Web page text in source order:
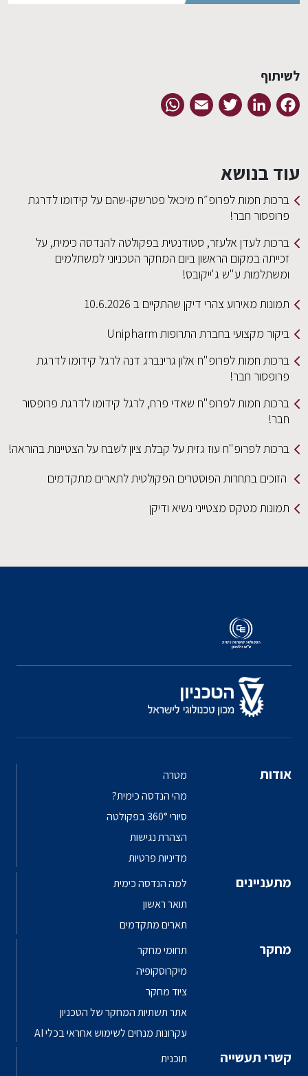
לשיתוף
Facebook
LinkedIn
Twitter
Email
עוד בנושא
ברכות חמות לפרופ״ח מיכאל פטרשקו-שהם על קידומו לדרגת
פרופסור חבר!
ברכות לעדן אלעזר, סטודנטית בפקולטה להנדסה כימית, על
זכייתה במקום הראשון ביום המחקר הטכניוני למשתלמים
ומשתלמות ע"ש ג'ייקובס!
תמונות מאירוע צהרי דיקן שהתקיים ב 10.6.2026
ביקור מקצועי בחברת התרופות Unipharm
ברכות חמות לפרופ"ח אלון גרינברג דנה לרגל קידומו לדרגת
פרופסור חבר!
ברכות חמות לפרופ"ח שאדי פרח, לרגל קידומו לדרגת פרופסור
חבר!
ברכות לפרופ"ח עוז גזית על קבלת ציון לשבח על הצטיינות בהוראה!
הזוכים בתחרות הפוסטרים הפקולטית לתארים מתקדמים
תמונות מטקס מצטייני נשיא ודיקן
אודות
מטרה
מהי הנדסה כימית?
סיורי 360° בפקולטה
הצהרת נגישות
מדיניות פרטיות
מתעניינים
למה הנדסה כימית
תואר ראשון
תארים מתקדמים
מחקר
תחומי מחקר
מיקרוסקופיה
ציוד מחקר
אתר תשתיות המחקר של הטכניון
עקרונות מנחים לשימוש אחראי בכלי AI
קשרי תעשייה
תוכנית